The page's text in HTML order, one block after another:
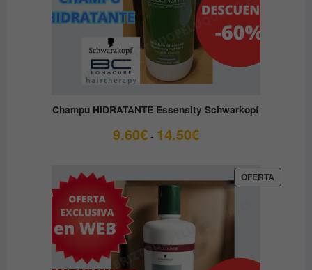
Champu HIDRATANTE Essensity Schwarkopf
9.60€ - 14.50€Rango
9.60€
OFERTA
EN